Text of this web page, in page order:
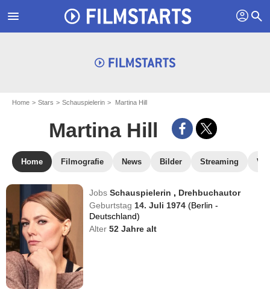
menu profil search
Home Stars Schauspielerin Martina Hill
Martina Hill
Home Filmografie News Bilder Streaming
JobsSchauspielerin , Drehbuchautor
Geburtstag 14. Juli 1974(Berlin -
Deutschland)
Alter52 Jahre alt